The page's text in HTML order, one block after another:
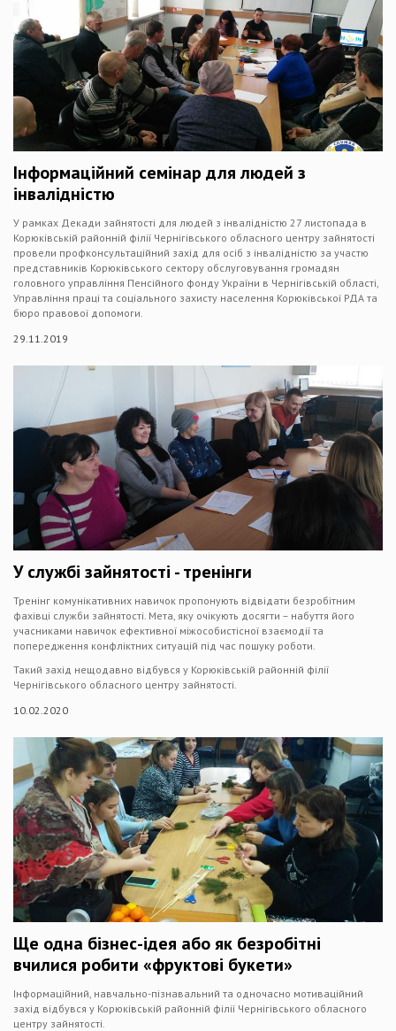
Інформаційний семінар для людей з
інвалідністю
У рамках Декади зайнятості для людей з інвалідністю 27 листопада в
Корюківській районній філії Чернігівського обласного центру зайнятості
провели профконсультаційний захід для осіб з інвалідністю за участю
представників Корюківського сектору обслуговування громадян
головного управління Пенсійного фонду України в Чернігівській області,
Управління праці та соціального захисту населення Корюківської РДА та
бюро правової допомоги.
29.11.2019
У службі зайнятості - тренінги
Тренінг комунікативних навичок пропонують відвідати безробітним
фахівці служби зайнятості. Мета, яку очікують досягти – набуття його
учасниками навичок ефективної міжособистісної взаємодії та
попередження конфліктних ситуацій під час пошуку роботи.
Такий захід нещодавно відбувся у Корюківській районній філії
Чернігівського обласного центру зайнятості.
10.02.2020
Ще одна бізнес-ідея або як безробітні
вчилися робити «фруктові букети»
Інформаційний, навчально-пізнавальний та одночасно мотиваційний
захід відбувся у Корюківській районній філії Чернігівського обласного
центру зайнятості.